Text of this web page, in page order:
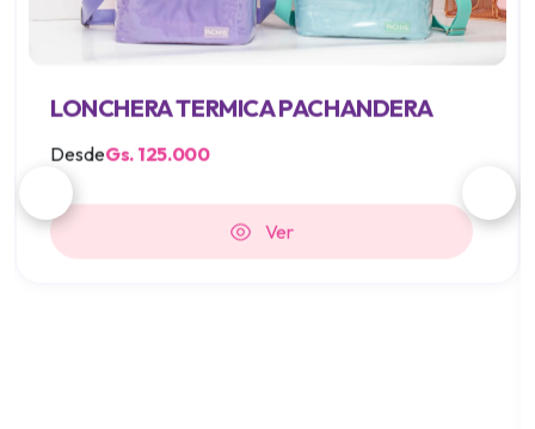
LONCHERA TERMICA PACHANDERA
DesdeGs. 125.000
Ver